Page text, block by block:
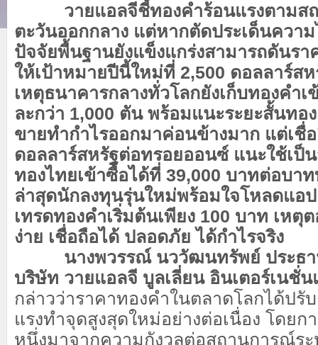
วายแอลจีชี้ทองคำร้อนแรงตามส
ตะวันออกกลาง แต่หากตัดประเด็นควา
ปัจจัยพื้นฐานยังแข็งแกร่งสามารถดันรา
ให้เป้าหมายปีนี้ใหม่ที่ 2,500 ดอลลาร์ส
เหตุธนาคารกลางทั่วโลกยังเก็บทองคำเ
ละกว่า 1,000 ตัน พร้อมแนะระยะสั้นทอ
ขายทำกำไรออกมาค่อนข้างมาก แต่เชื่
ดอลลาร์สหรัฐต่อทรอยออนซ์ แนะใช้เป็
ทองไทยเข้าซื้อได้ที่ 39,000 บาทต่อบา
ล่าสุดนักลงทุนรุ่นใหม่พร้อมใจโหลดแอป
เทรดทองคำเริ่มต้นเพียง 100 บาท เหตุ
ง่าย เชื่อถือได้ ปลอดภัย ได้กำไรจริง
นางพวรรณ์ นววัฒนทรัพย์ ประธาน
บริษัท วายแอลจี บูลเลี่ยน อินเตอร์เนชั่
กล่าวว่าราคาทองคำในตลาดโลกได้ปรั
แรงทำจุดสูงสุดใหม่อย่างต่อเนื่อง โดย
หนึ่งมาจากความกังวลต่อสถานการณ์ระ